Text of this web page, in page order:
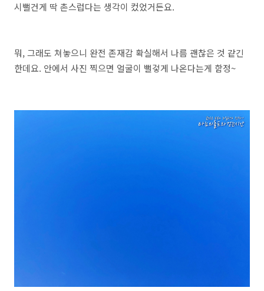
시뻘건게 딱 촌스럽다는 생각이 컸었거든요.
뭐, 그래도 쳐놓으니 완전 존재감 확실해서 나름 괜찮은 것 같긴
한데요. 안에서 사진 찍으면 얼굴이 뻘겋게 나온다는게 함정~